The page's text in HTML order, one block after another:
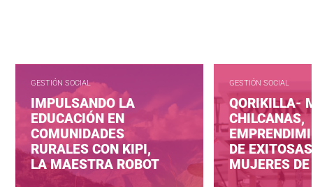
GESTIÓN SOCIAL
IMPULSANDO LA
EDUCACIÓN EN
COMUNIDADES
RURALES CON KIPI,
LA MAESTRA ROBOT
GESTIÓN SOCIAL
QORIKILLA-
CHILCANAS,
DE EXITOSAS
MUJERES